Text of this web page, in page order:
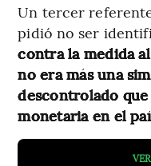
Un tercer
pidió no ser
contra la medida
no era más una
descontrolado
monetaria en el